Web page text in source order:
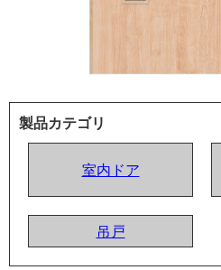
製品カテゴリ
室内ドア
吊戸